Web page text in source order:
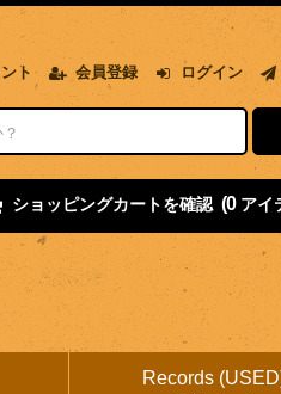
ト 会員登録 ログイン
ショッピングカートを確認 (0 アイ
Records